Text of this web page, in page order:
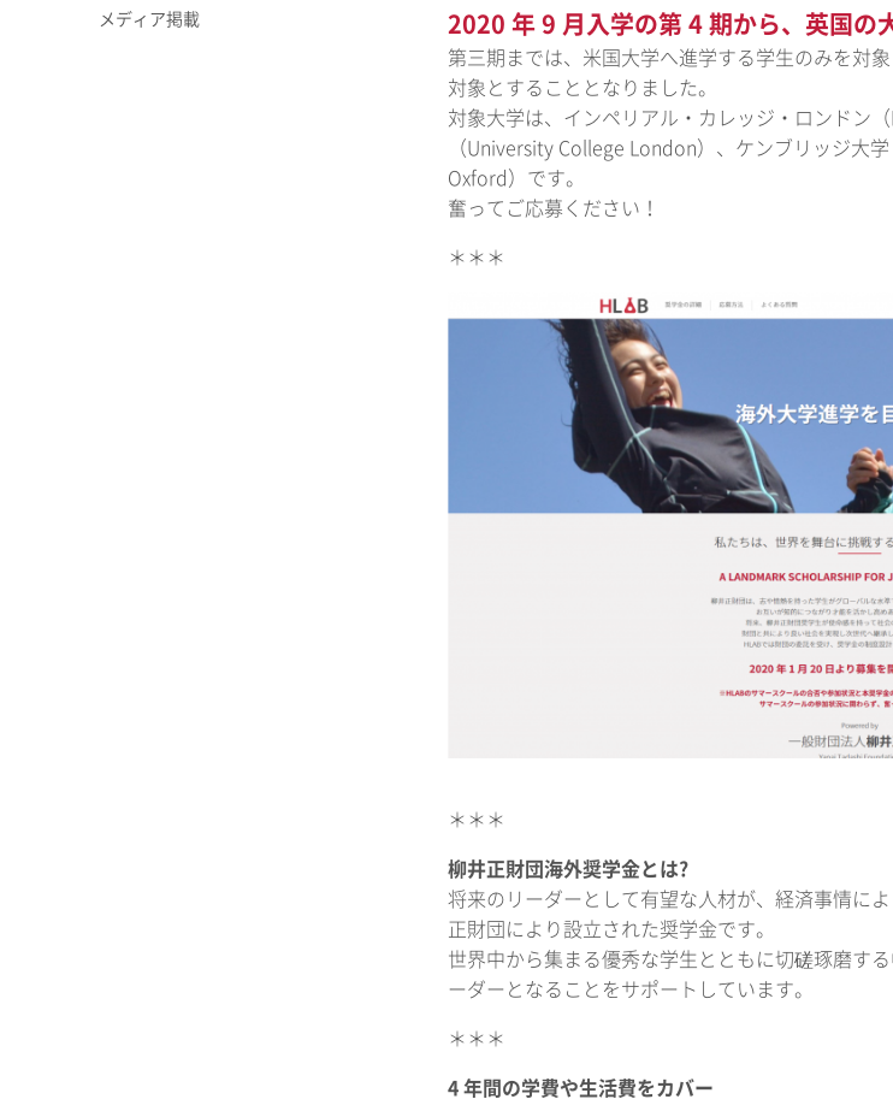
2020 年 9 月入学の第 4 期から、英国の
第三期までは、米国大学へ進学する学生のみを対
対象とすることとなりました。
対象大学は、インペリアル・カレッジ・ロンドン
（University College London）、ケンブリッジ大
Oxford）です。
奮ってご応募ください！
＊＊＊
＊＊＊
柳井正財団海外奨学金とは?
将来のリーダーとして有望な人材が、経済事情に
正財団により設立された奨学金です。
世界中から集まる優秀な学生とともに切磋琢磨す
ーダーとなることをサポートしています。
＊＊＊
4 年間の学費や生活費をカバー
メディア掲載